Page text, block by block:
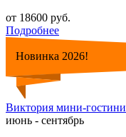
от 18600 руб.
Подробнее
Новинка 2026!
Виктория мини-
июнь - сентябрь